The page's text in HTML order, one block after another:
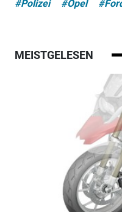
#Polizei
#Opel
MEISTGELESEN